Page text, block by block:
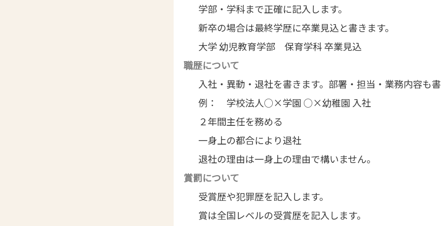
学部・学科まで正確に記入します。
新卒の場合は最終学歴に卒業見込と書きます。
大学 幼児教育学部 保育学科 卒業見込
職歴について
入社・異動・退社を書きます。部署・担当・業務内容も
例： 学校法人○×学園 ○×幼稚園 入社
２年間主任を務める
一身上の都合により退社
退社の理由は一身上の理由で構いません。
賞罰について
受賞歴や犯罪歴を記入します。
賞は全国レベルの受賞歴を記入します。